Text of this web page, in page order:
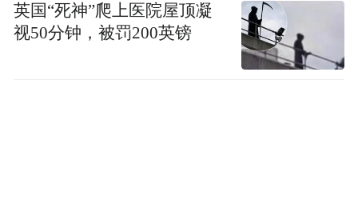
英国“死神”爬上医院屋顶凝
视50分钟，被罚200英镑